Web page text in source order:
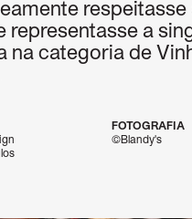
respeitasse
representasse a
na categoria de
FOTOGRAFIA
©Blandy's